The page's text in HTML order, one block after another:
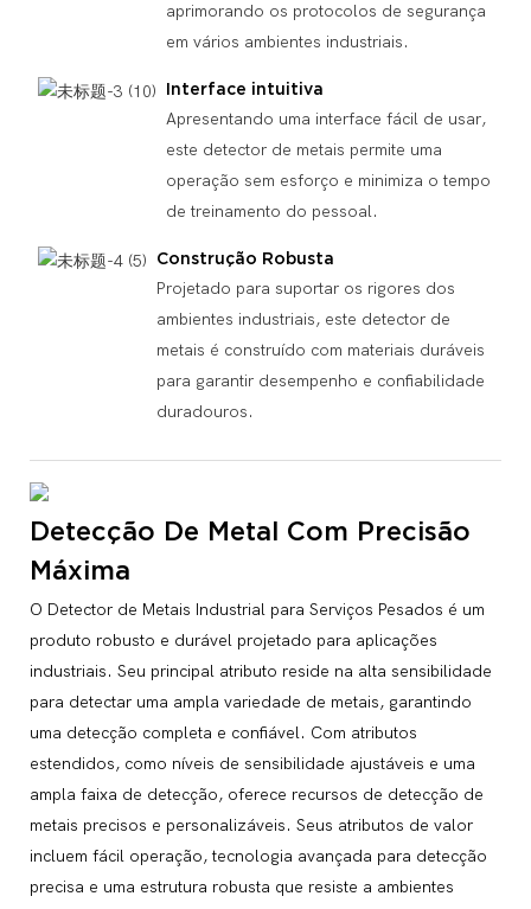
aprimorando os protocolos de segurança
em vários ambientes industriais.
Interface intuitiva
Apresentando uma interface fácil de usar,
este detector de metais permite uma
operação sem esforço e minimiza o tempo
de treinamento do pessoal.
Construção Robusta
Projetado para suportar os rigores dos
ambientes industriais, este detector de
metais é construído com materiais duráveis ​​
para garantir desempenho e confiabilidade
duradouros.
Detecção De Metal Com Precisão
Máxima
O Detector de Metais Industrial para Serviços Pesados ​​é um
produto robusto e durável projetado para aplicações
industriais. Seu principal atributo reside na alta sensibilidade
para detectar uma ampla variedade de metais, garantindo
uma detecção completa e confiável. Com atributos
estendidos, como níveis de sensibilidade ajustáveis ​​e uma
ampla faixa de detecção, oferece recursos de detecção de
metais precisos e personalizáveis. Seus atributos de valor
incluem fácil operação, tecnologia avançada para detecção
precisa e uma estrutura robusta que resiste a ambientes